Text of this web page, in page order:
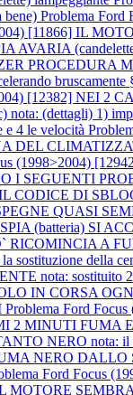
bene) Problema Ford
[11866] IL
AVARIA
PROCEDURA
[12382] NEI
(dettagli) 1)
e 4 le velocità
(1998>2004)
I SEGUENTI
DI
QUASI
(batteria) SI
RICOMINCIA A
sostituzione della
nota: sostituito 2
IN CORSA
Problema Ford
MINUTI FUMA E
NERO nota: il
NERO DALLO
Ford Focus
MOTORE